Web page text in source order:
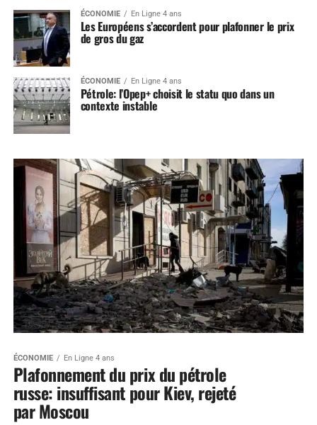
ÉCONOMIE En Ligne 4 ans
Les Européens s’accordent pour plafonner le prix
de gros du gaz
ÉCONOMIE En Ligne 4 ans
Pétrole: l’Opep+ choisit le statu quo dans un
contexte instable
ÉCONOMIE En Ligne 4 ans
Plafonnement du prix du pétrole
russe: insuffisant pour Kiev, rejeté
par Moscou